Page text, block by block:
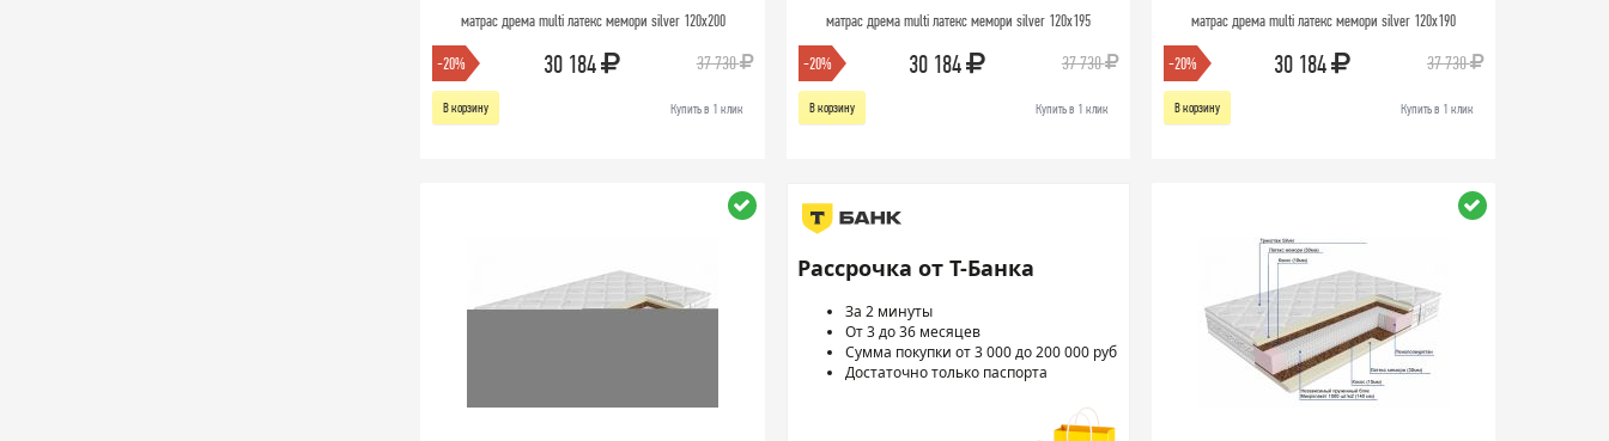
матрас дрема multi латекс мемори silver 120х200
-20% 30 184 37 730
В корзину Купить в 1 клик
матрас дрема multi латекс мемори silver 120х195
-20% 30 184 37 730
В корзину Купить в 1 клик
матрас дрема multi латекс мемори silver 120х190
-20% 30 184 37 730
В корзину Купить в 1 клик
Рассрочка от Т-Банка
За 2 минуты
От 3 до 36 месяцев
Сумма покупки от 3 000 до 200 000 руб
Достаточно только паспорта